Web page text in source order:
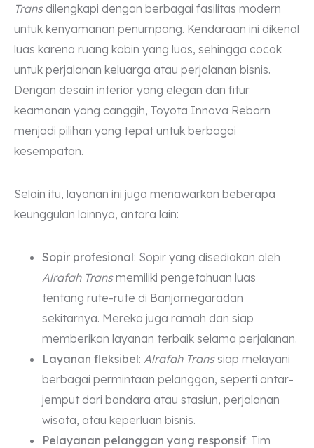
Transdilengkapi dengan berbagai fasilitas modern
untuk kenyamanan penumpang. Kendaraan ini dikenal
luas karena ruang kabin yang luas, sehingga cocok
untuk perjalanan keluarga atau perjalanan bisnis.
Dengan desain interior yang elegan dan fitur
keamanan yang canggih, Toyota Innova Reborn
menjadi pilihan yang tepat untuk berbagai
kesempatan.
Selain itu, layanan ini juga menawarkan beberapa
keunggulan lainnya, antara lain:
Sopir profesional: Sopir yang disediakan oleh
Alrafah Transmemiliki pengetahuan luas
tentang rute-rute di Banjarnegaradan
sekitarnya. Mereka juga ramah dan siap
memberikan layanan terbaik selama perjalanan.
Layanan fleksibel: Alrafah Transsiap melayani
berbagai permintaan pelanggan, seperti antar-
jemput dari bandara atau stasiun, perjalanan
wisata, atau keperluan bisnis.
Pelayanan pelanggan yang responsif: Tim